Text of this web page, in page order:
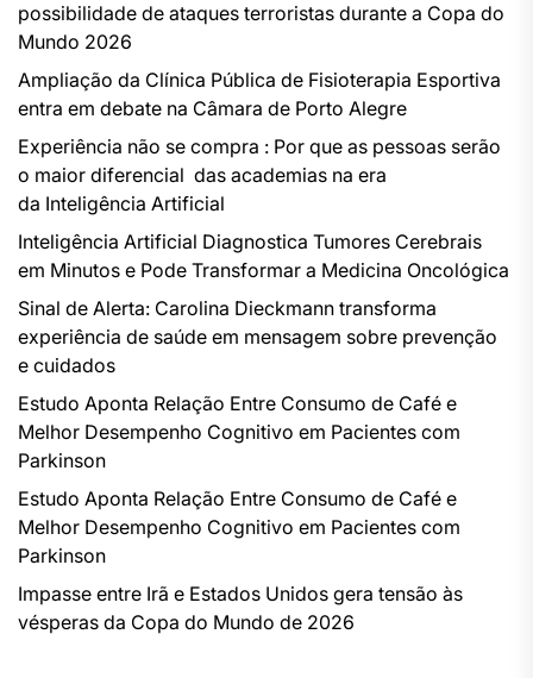
possibilidade de ataques terroristas durante a Copa do
Mundo 2026
Ampliação da Clínica Pública de Fisioterapia Esportiva
entra em debate na Câmara de Porto Alegre
Experiência não se compra : Por que as pessoas serão
o maior diferencial das academias na era
da Inteligência Artificial
Inteligência Artificial Diagnostica Tumores Cerebrais
em Minutos e Pode Transformar a Medicina Oncológica
Sinal de Alerta: Carolina Dieckmann transforma
experiência de saúde em mensagem sobre prevenção
e cuidados
Estudo Aponta Relação Entre Consumo de Café e
Melhor Desempenho Cognitivo em Pacientes com
Parkinson
Estudo Aponta Relação Entre Consumo de Café e
Melhor Desempenho Cognitivo em Pacientes com
Parkinson
Impasse entre Irã e Estados Unidos gera tensão às
vésperas da Copa do Mundo de 2026